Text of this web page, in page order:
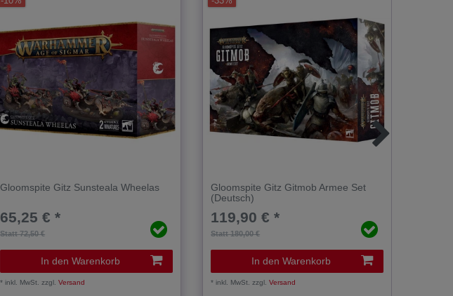
Gloomspite Gitz Sunsteala Wheelas
Statt 72,50 €
65,25 € *
In den Warenkorb
*inkl. MwSt. zzgl.Versand
Gloomspite Gitz Gitmob Armee Set
(Deutsch)
Statt 180,00 €
119,90 € *
In den Warenkorb
*inkl. MwSt. zzgl.Versand